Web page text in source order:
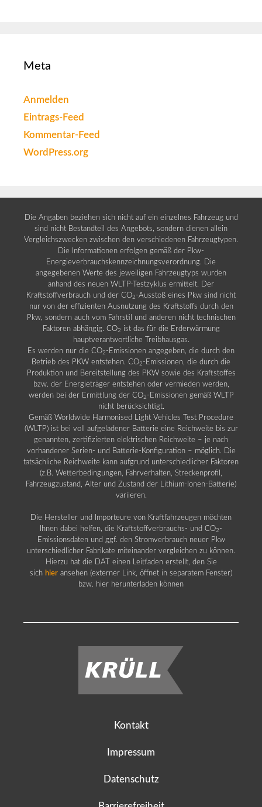
Meta
Anmelden
Eintrags-Feed
Kommentar-Feed
WordPress.org
Die Angaben beziehen sich nicht auf ein einzelnes Fahrzeug und
sind nicht Bestandteil des Angebots, sondern dienen allein
Vergleichszwecken zwischen den verschiedenen Fahrzeugtypen.
Die Informationen erfolgen gemäß der Pkw-
Energieverbrauchskennzeichnungsverordnung. Die
angegebenen Werte des jeweiligen Fahrzeugtyps wurden
anhand des neuen WLTP-Testzyklus ermittelt. Der
Kraftstoffverbrauch und der CO2 -Ausstoß eines Pkw sind nicht
nur von der effizienten Ausnutzung des Kraftstoffs durch den
Pkw, sondern auch vom Fahrstil und anderen nicht technischen
Faktoren abhängig. CO2 ist das für die Erderwärmung
hauptverantwortliche Treibhausgas.
Es werden nur die CO2 -Emissionen angegeben, die durch den
Betrieb des PKW entstehen. CO2 -Emissionen, die durch die
Produktion und Bereitstellung des PKW sowie des Kraftstoffes
bzw. der Energieträger entstehen oder vermieden werden,
werden bei der Ermittlung der CO2 -Emissionen gemäß WLTP
nicht berücksichtigt.
Gemäß Worldwide Harmonised Light Vehicles Test Procedure
(WLTP) ist bei voll aufgeladener Batterie eine Reichweite bis zur
genannten, zertifizierten elektrischen Reichweite – je nach
vorhandener Serien- und Batterie-Konfiguration – möglich. Die
tatsächliche Reichweite kann aufgrund unterschiedlicher Faktoren
(z.B. Wetterbedingungen, Fahrverhalten, Streckenprofil,
Fahrzeugzustand, Alter und Zustand der Lithium-Ionen-Batterie)
variieren.
Die Hersteller und Importeure von Kraftfahrzeugen möchten
Ihnen dabei helfen, die Kraftstoffverbrauchs- und CO2 -
Emissionsdaten und ggf. den Stromverbrauch neuer Pkw
unterschiedlicher Fabrikate miteinander vergleichen zu können.
Hierzu hat die DAT einen Leitfaden erstellt, den Sie
sich hier ansehen (externer Link, öffnet in separatem Fenster)
bzw. hier herunterladen können
Kontakt
Impressum
Datenschutz